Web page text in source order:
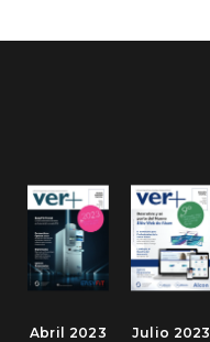
Julio 2023
Abril 2023